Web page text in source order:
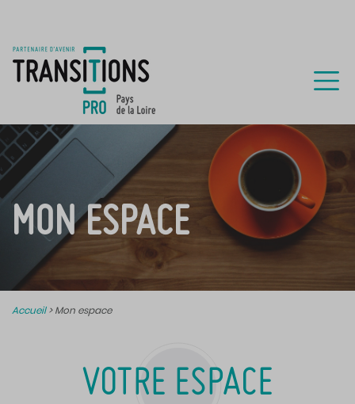
MON ESPACE
Accueil>Mon espace
VOTRE ESPACE